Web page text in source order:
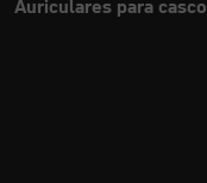
Auriculares para casco